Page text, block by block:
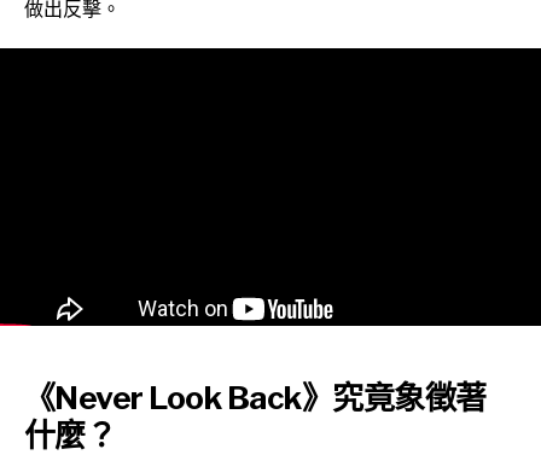
做出反擊。
《Never Look Back》究竟象徵著
什麼？